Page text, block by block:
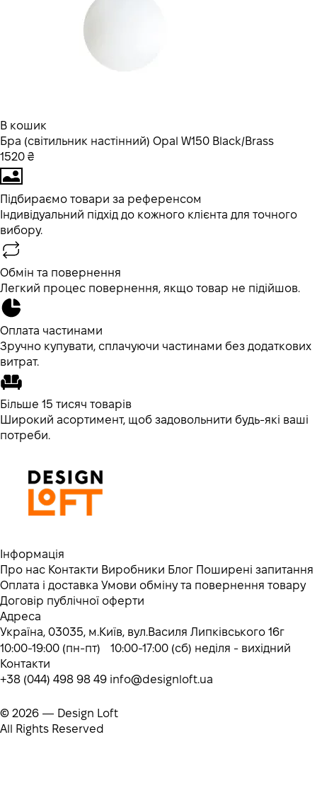
В кошик
Бра (світильник настінний) Opal W150 Black/Brass
1520 ₴
Підбираємо товари за референсом
Індивідуальний підхід до кожного клієнта для точного
вибору.
Обмін та повернення
Легкий процес повернення, якщо товар не підійшов.
Оплата частинами
Зручно купувати, сплачуючи частинами без додаткових
витрат.
Більше 15 тисяч товарів
Широкий асортимент, щоб задовольнити будь-які ваші
потреби.
Інформація
Про нас Контакти Виробники Блог Поширені запитання
Оплата і доставка Умови обміну та повернення товару
Договір публічної оферти
Адреса
Україна, 03035, м.Київ, вул.Василя Липківського 16г
10:00-19:00 (пн-пт) 10:00-17:00 (сб) неділя - вихідний
Контакти
+38 (044) 498 98 49 info@designloft.ua
© 2026 — Design Loft
All Rights Reserved